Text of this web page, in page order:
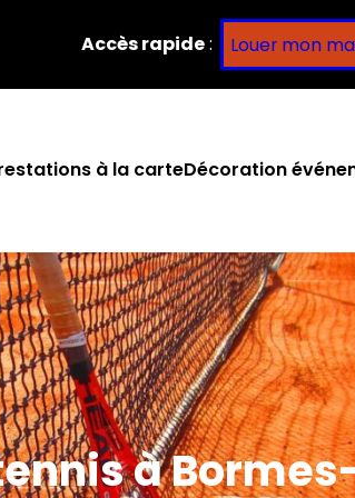
Accès rapide: Louer mon
à la carteDécoration
à